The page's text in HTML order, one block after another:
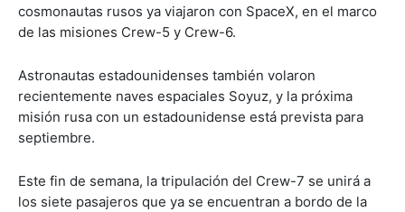
cosmonautas rusos ya viajaron con SpaceX, en el marco
de las misiones Crew-5 y Crew-6.
Astronautas estadounidenses también volaron
recientemente naves espaciales Soyuz, y la próxima
misión rusa con un estadounidense está prevista para
septiembre.
Este fin de semana, la tripulación del Crew-7 se unirá a
los siete pasajeros que ya se encuentran a bordo de la